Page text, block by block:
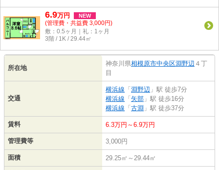
6.9万円 NEW
(管理費・共益費 3,000円)
敷：0.5ヶ月｜礼：1ヶ月
3階 / 1K / 29.44㎡
所在地
神奈川県相模原市中央区淵野辺 ４丁
目
交通
横浜線 「 淵野辺 」駅 徒歩7分
横浜線 「 矢部 」駅 徒歩16分
横浜線 「 古淵 」駅 徒歩37分
賃料 6.3万円～6.9万円
管理費等 3,000円
面積 29.25㎡～29.44㎡